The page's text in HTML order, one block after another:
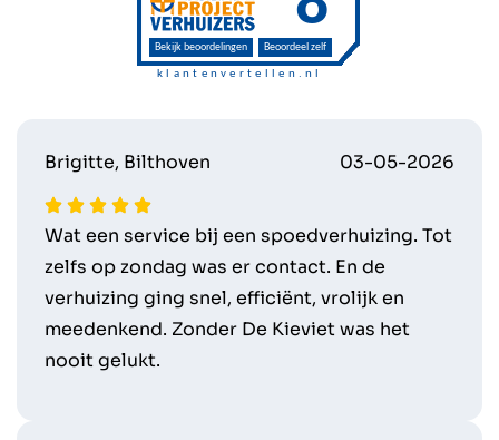
Brigitte, Bilthoven 03-05-2026
Wat een service bij een spoedverhuizing. Tot
zelfs op zondag was er contact. En de
verhuizing ging snel, efficiënt, vrolijk en
meedenkend. Zonder De Kieviet was het
nooit gelukt.